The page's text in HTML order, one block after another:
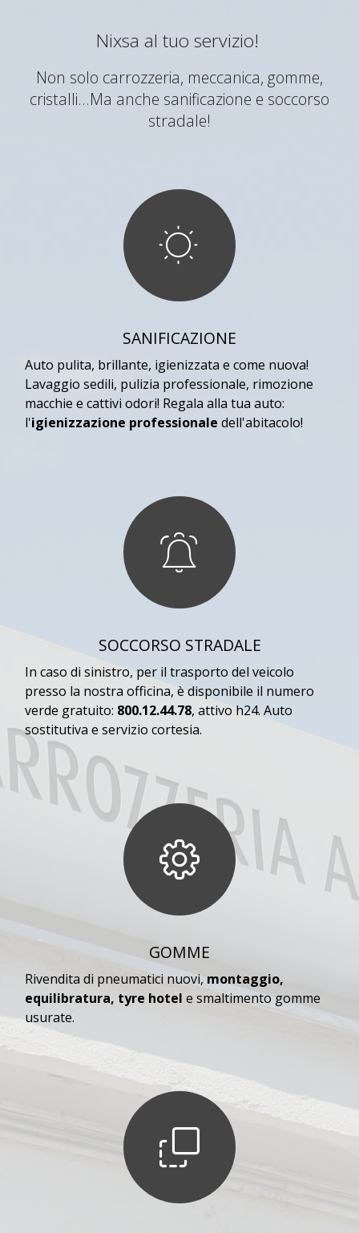
Nixsa al tuo servizio!
Non solo carrozzeria, meccanica, gomme,
cristalli...Ma anche sanificazione e soccorso
stradale!
SANIFICAZIONE
Auto pulita, brillante, igienizzata e come nuova!
Lavaggio sedili, pulizia professionale, rimozione
macchie e cattivi odori! Regala alla tua auto:
l'igienizzazione professionale dell'abitacolo!
SOCCORSO STRADALE
In caso di sinistro, per il trasporto del veicolo
presso la nostra officina, è disponibile il numero
verde gratuito: 800.12.44.78, attivo h24. Auto
sostitutiva e servizio cortesia.
GOMME
Rivendita di pneumatici nuovi, montaggio,
equilibratura, tyre hotel e smaltimento gomme
usurate.